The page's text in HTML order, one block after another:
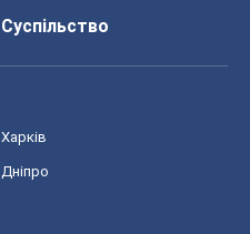
Суспільство
Харків
Дніпро